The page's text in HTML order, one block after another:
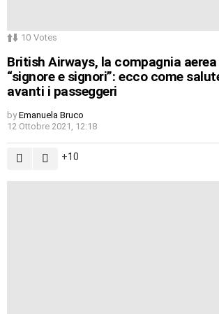
10 Votes
British Airways, la compagnia
“signore e signori”: ecco come
avanti i passeggeri
by Emanuela Bruco
12 Ottobre 2021, 12:18
10